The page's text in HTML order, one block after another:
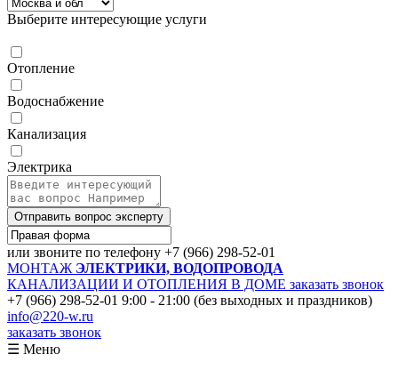
Выберите интересующие услуги
Отопление
Водоснабжение
Канализация
Электрика
Отправить вопрос эксперту
или звоните по телефону +7 (966) 298-52-01
МОНТАЖ ЭЛЕКТРИКИ, ВОДОПРОВОДА
КАНАЛИЗАЦИИ И ОТОПЛЕНИЯ В ДОМЕ заказать звонок
+7 (966) 298-52-01 9:00 - 21:00 (без выходных и праздников)
info@220-w.ru
заказать звонок
☰ Меню